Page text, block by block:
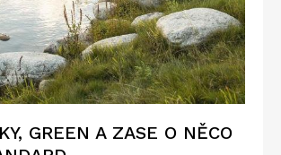
GREEN A ZASE O NĚCO